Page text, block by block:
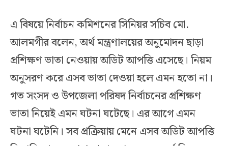
এ বিষয়ে নির্বাচন কমিশনের সিনিয়র সচিব মো.
আলমগীর বলেন, অর্থ মন্ত্রণালয়ের অনুমোদন ছাড়া
প্রশিক্ষণ ভাতা নেওয়ায় অডিট আপত্তি এসেছে। নিয়ম
অনুসরণ করে এসব ভাতা দেওয়া হলে এমন হতো না।
গত সংসদ ও উপজেলা পরিষদ নির্বাচনের প্রশিক্ষণ
ভাতা নিয়েই এমন ঘটনা ঘটেছে। এর আগে এমন
ঘটনা ঘটেনি। সব প্রক্রিয়ায় মেনে এসব অডিট আপত্তি